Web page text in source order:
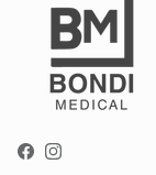
Facebook
Instagram